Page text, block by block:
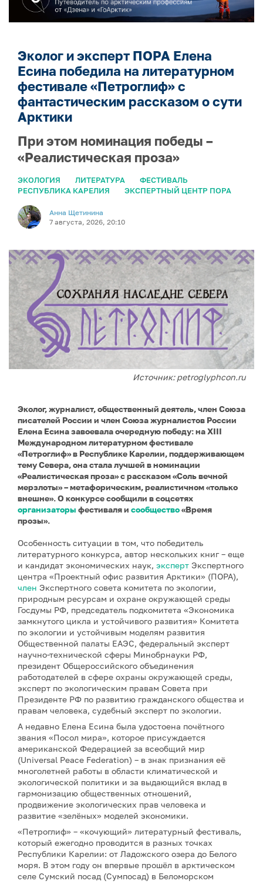
Эколог и эксперт ПОРА Елена
Есина победила на литературном
фестивале «Петроглиф» с
фантастическим рассказом о сути
Арктики
При этом номинация победы –
«Реалистическая проза»
ЭКОЛОГИЯ ЛИТЕРАТУРА
ФЕСТИВАЛЬ
РЕСПУБЛИКА КАРЕЛИЯ
ЭКСПЕРТНЫЙ ЦЕНТР ПОРА
Анна Щетинина
7 августа, 2026, 20:10
Источник: petroglyphcon.ru
Эколог, журналист, общественный деятель, член Союза
писателей России и член Союза журналистов России
Елена Есина завоевала очередную победу: на XIII
Международном литературном фестивале
«Петроглиф» в Республике Карелии, поддерживающем
тему Севера, она стала лучшей в номинации
«Реалистическая проза» с рассказом «Соль вечной
мерзлоты» – метафорическим, реалистичном «только
внешне». О конкурсе сообщили в соцсетях
организаторы фестиваля и сообщество«Время
прозы».
Особенность ситуации в том, что победитель
литературного конкурса, автор нескольких книг – еще
и кандидат экономических наук, эксперт Экспертного
центра «Проектный офис развития Арктики» (ПОРА),
член Экспертного совета комитета по экологии,
природным ресурсам и охране окружающей среды
Госдумы РФ, председатель подкомитета «Экономика
замкнутого цикла и устойчивого развития» Комитета
по экологии и устойчивым моделям развития
Общественной палаты ЕАЭС, федеральный эксперт
научно-технической сферы Минобрнауки РФ,
президент Общероссийского объединения
работодателей в сфере охраны окружающей среды,
эксперт по экологическим правам Совета при
Президенте РФ по развитию гражданского общества и
правам человека, судебный эксперт по экологии.
А недавно Елена Есина была удостоена почётного
звания «Посол мира», которое присуждается
американской Федерацией за всеобщий мир
(Universal Peace Federation) – в знак признания её
многолетней работы в области климатической и
экологической политики и за выдающийся вклад в
гармонизацию общественных отношений,
продвижение экологических прав человека и
развитие «зелёных» моделей экономики.
«Петроглиф» – «кочующий» литературный фестиваль,
который ежегодно проводится в разных точках
Республики Карелии: от Ладожского озера до Белого
моря. В этом году он впервые прошёл в арктическом
селе Сумский посад (Сумпосад) в Беломорском